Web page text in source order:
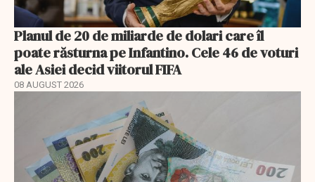
Planul de 20 de miliarde de dolari care îl
poate răsturna pe Infantino. Cele 46 de voturi
ale Asiei decid viitorul FIFA
08 AUGUST 2026